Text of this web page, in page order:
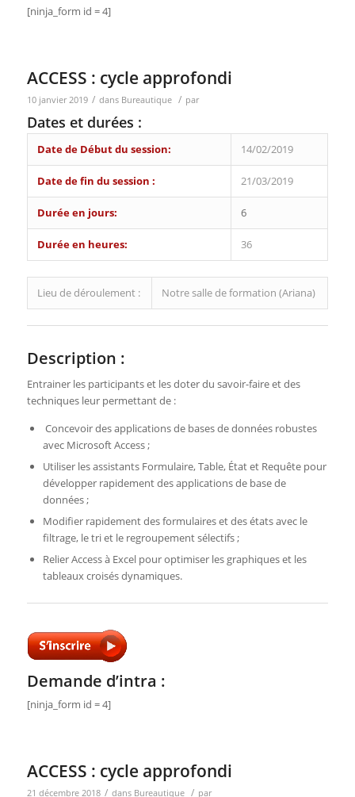
[ninja_form id = 4]
ACCESS : cycle approfondi
10 janvier 2019 / dans Bureautique / par
Dates et durées :
Date de Début du session: 14/02/2019
Date de fin du session : 21/03/2019
Durée en jours: 6
Durée en heures: 36
Lieu de déroulement : Notre salle de formation (Ariana)
Description :
Entrainer les participants et les doter du savoir-faire et des
techniques leur permettant de :
Concevoir des applications de bases de données robustes
avec Microsoft Access ;
Utiliser les assistants Formulaire, Table, État et Requête pour
développer rapidement des applications de base de
données ;
Modifier rapidement des formulaires et des états avec le
filtrage, le tri et le regroupement sélectifs ;
Relier Access à Excel pour optimiser les graphiques et les
tableaux croisés dynamiques.
Demande d’intra :
[ninja_form id = 4]
ACCESS : cycle approfondi
21 décembre 2018 / dans Bureautique / par